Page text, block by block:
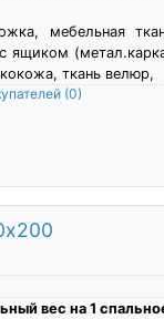
мебельная
ящиком
ткань велюр,
(0)
вес на 1